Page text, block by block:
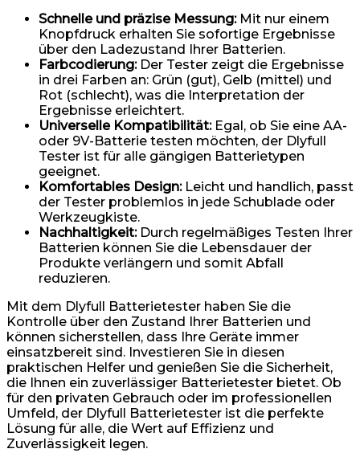
Schnelle und präzise Messung:Mit nur einem
Knopfdruck erhalten Sie sofortige Ergebnisse
über den Ladezustand Ihrer Batterien.
Farbcodierung:Der Tester zeigt die Ergebnisse
in drei Farben an: Grün (gut), Gelb (mittel) und
Rot (schlecht), was die Interpretation der
Ergebnisse erleichtert.
Universelle Kompatibilität:Egal, ob Sie eine AA-
oder 9V-Batterie testen möchten, der Dlyfull
Tester ist für alle gängigen Batterietypen
geeignet.
Komfortables Design:Leicht und handlich, passt
der Tester problemlos in jede Schublade oder
Werkzeugkiste.
Nachhaltigkeit:Durch regelmäßiges Testen Ihrer
Batterien können Sie die Lebensdauer der
Produkte verlängern und somit Abfall
reduzieren.
Mit dem Dlyfull Batterietester haben Sie die
Kontrolle über den Zustand Ihrer Batterien und
können sicherstellen, dass Ihre Geräte immer
einsatzbereit sind. Investieren Sie in diesen
praktischen Helfer und genießen Sie die Sicherheit,
die Ihnen ein zuverlässiger Batterietester bietet. Ob
für den privaten Gebrauch oder im professionellen
Umfeld, der Dlyfull Batterietester ist die perfekte
Lösung für alle, die Wert auf Effizienz und
Zuverlässigkeit legen.